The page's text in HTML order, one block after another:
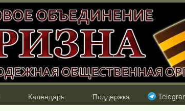
Календарь Поддержка